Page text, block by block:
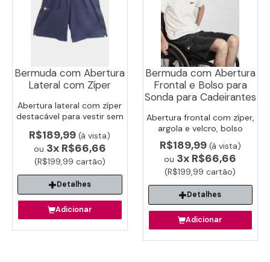
Bermuda com Abertura
Lateral com Zíper
Abertura lateral com zíper
destacável para vestir sem
pós-cirúrgico e reabilitação.
R$189,99 (à vista)
ou 3x R$66,66
(R$199,99 cartão)
Bermuda com Abertura
Frontal e Bolso para
Sonda para Cadeirantes
Abertura frontal com zíper,
argola e velcro, bolso
interno para sonda. Ideal
para cadeirantes.
R$189,99(à vista)
ou 3x R$66,66
(R$199,99 cartão)